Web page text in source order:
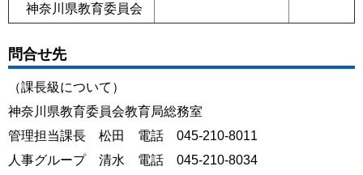
神奈川県教育委員会
問合せ先
（課長級について）
神奈川県教育委員会教育局総務室
管理担当課長 松田 電話 045-210-8011
人事グループ 清水 電話 045-210-8034